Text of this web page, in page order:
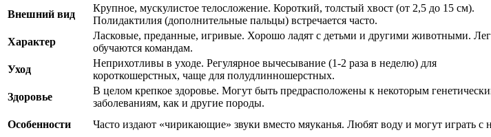
Внешний вид
Крупное, мускулистое телосложение. Короткий, толстый хвост (от 2,5 до 15 см).
Полидактилия (дополнительные пальцы) встречается часто.
Характер
Ласковые, преданные, игривые. Хорошо ладят с детьми и другими животными.
обучаются командам.
Уход
Неприхотливы в уходе. Регулярное вычесывание (1-2 раза в неделю) для
короткошерстных, чаще для полудлинношерстных.
Здоровье
В целом крепкое здоровье. Могут быть предрасположены к некоторым
заболеваниям, как и другие породы.
Особенности
Часто издают «чирикающие» звуки вместо мяуканья. Любят воду и могут играть с